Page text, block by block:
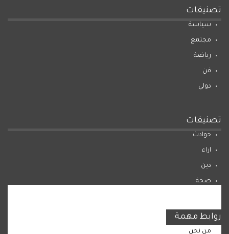
تصنيفات
سياسة
مجتمع
رياضة
فن
دولي
تصنيفات
حوادث
اراء
دين
صحة
روابط مهمة
من نحن